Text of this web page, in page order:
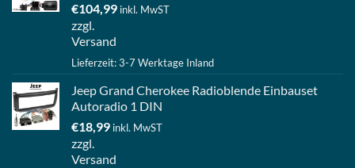
€104,99 inkl. MwST
zzgl.
Versand
Lieferzeit: 3-7 Werktage Inland
Jeep Grand Cherokee Radioblende Einbauset
Autoradio 1 DIN
€18,99 inkl. MwST
zzgl.
Versand